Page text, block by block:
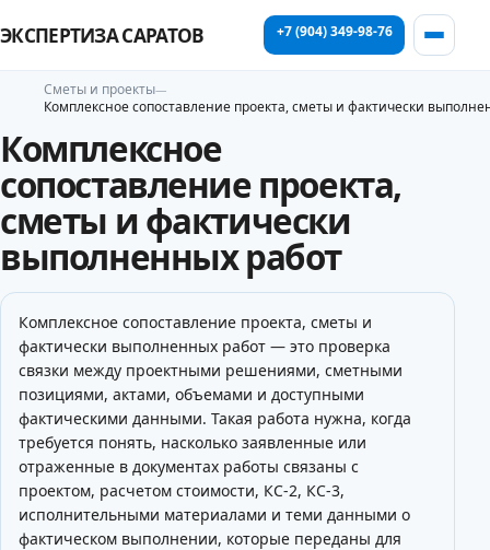
ЭКСПЕРТИЗА САРАТОВ +7 (904) 349-98-76
Сметы и проекты
Комплексное сопоставление проекта, сметы и фактически
Комплексное
сопоставление проекта,
сметы и фактически
выполненных работ
Комплексное сопоставление проекта, сметы и
фактически выполненных работ — это проверка
связки между проектными решениями, сметными
позициями, актами, объемами и доступными
фактическими данными. Такая работа нужна, когда
требуется понять, насколько заявленные или
отраженные в документах работы связаны с
проектом, расчетом стоимости, КС-2, КС-3,
исполнительными материалами и теми данными о
фактическом выполнении, которые переданы для